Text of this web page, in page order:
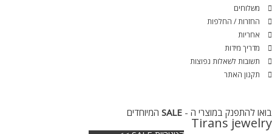
משלוחים
החזרות / החלפות
אחריות
מדריך מידות
תשובות לשאלות נפוצות
תקנון האתר
בואו להתפנק במוצרי ה - SALE המיוחדים
Tirans jewelry